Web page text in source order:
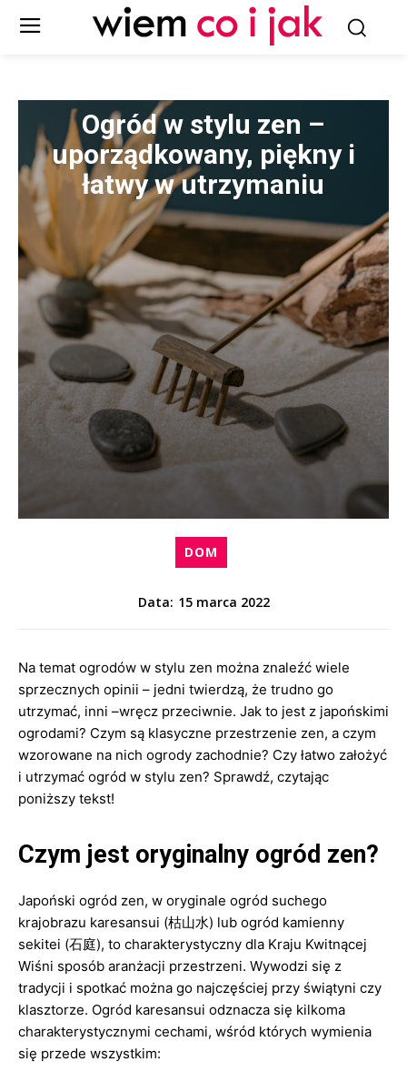
Ogród w stylu zen –
uporządkowany, piękny i
łatwy w utrzymaniu
DOM
Data: 15 marca 2022
Na temat ogrodów w stylu zen można znaleźć wiele
sprzecznych opinii – jedni twierdzą, że trudno go
utrzymać, inni –wręcz przeciwnie. Jak to jest z japońskimi
ogrodami? Czym są klasyczne przestrzenie zen, a czym
wzorowane na nich ogrody zachodnie? Czy łatwo założyć
i utrzymać ogród w stylu zen? Sprawdź, czytając
poniższy tekst!
Czym jest oryginalny ogród zen?
Japoński ogród zen, w oryginale ogród suchego
krajobrazu karesansui (枯山水) lub ogród kamienny
sekitei (石庭), to charakterystyczny dla Kraju Kwitnącej
Wiśni sposób aranżacji przestrzeni. Wywodzi się z
tradycji i spotkać można go najczęściej przy świątyni czy
klasztorze. Ogród karesansui odznacza się kilkoma
charakterystycznymi cechami, wśród których wymienia
się przede wszystkim: